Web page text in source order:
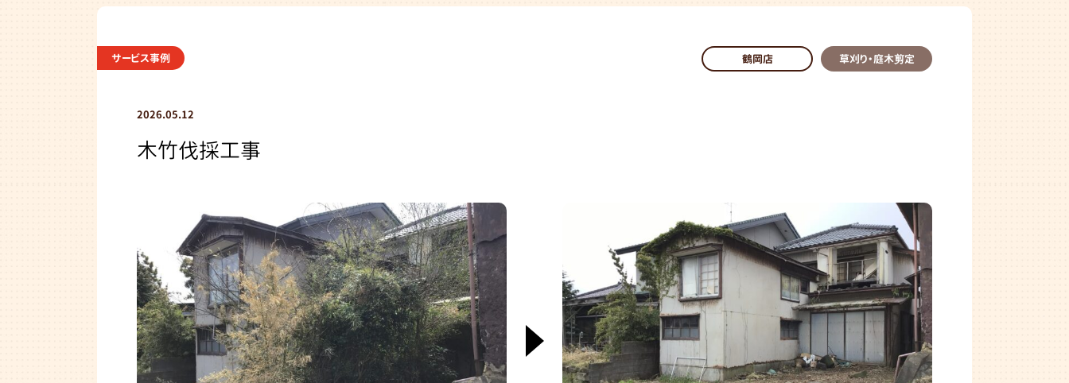
サービス事例 鶴岡店 草刈り・庭木剪定
2026.05.12
木竹伐採工事